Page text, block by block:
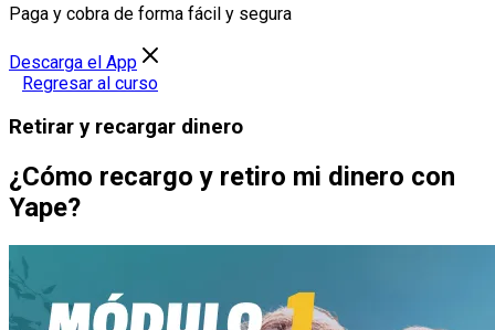
Paga y cobra de forma fácil y segura
Descarga el App
Regresar al curso
Retirar y recargar dinero
¿Cómo recargo y retiro mi dinero con
Yape?